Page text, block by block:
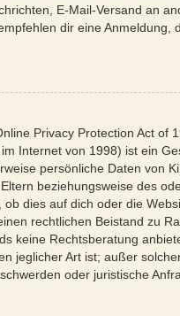
E-Mail-Versand an
dir eine Anmeldung,
Privacy Protection Act of
Internet von 1998) ist ein
persönliche Daten von
beziehungsweise des
dies auf dich oder die
rechtlichen Beistand zu
keine Rechtsberatung
jeglicher Art ist; außer
oder juristische